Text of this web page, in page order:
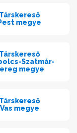
Társkereső
megye
Társkereső
Szatmár-
megye
Társkereső
Vas megye